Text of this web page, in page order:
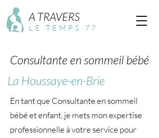
LE TEMPS 77
A TRAVERS
Consultante en sommeil bébé
La Houssaye-en-Brie
En tant que Consultante en sommeil
bébé et enfant, je mets mon expertise
professionnelle à votre service pour